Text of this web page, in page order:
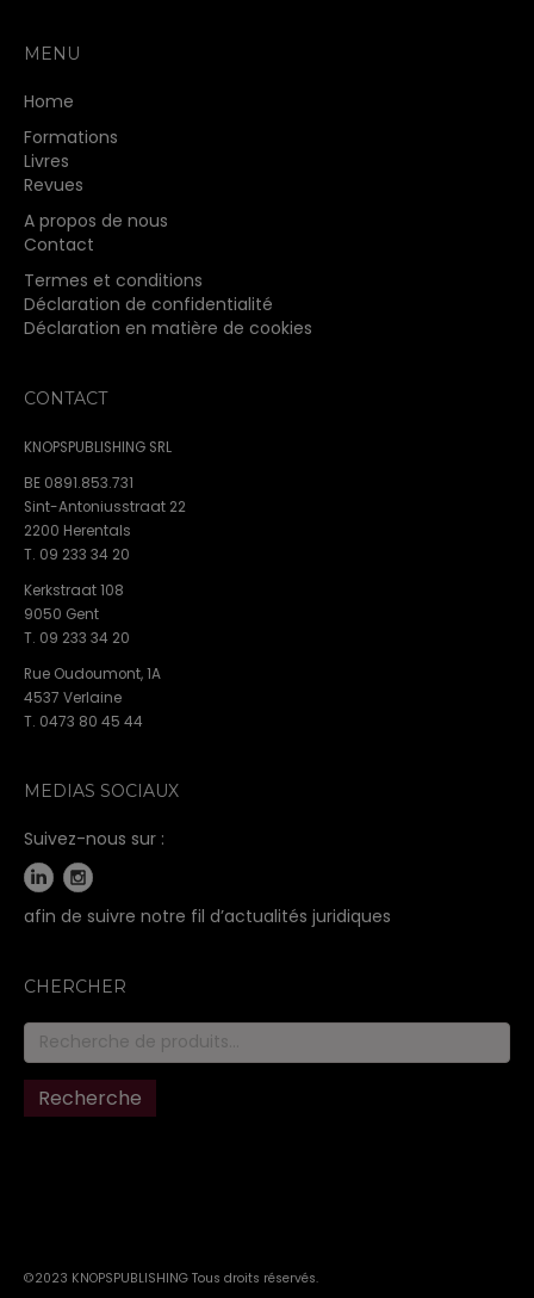
MENU
Home
Formations
Livres
Revues
A propos de nous
Contact
Termes et conditions
Déclaration de confidentialité
Déclaration en matière de cookies
CONTACT
KNOPSPUBLISHING SRL
BE 0891.853.731
Sint-Antoniusstraat 22
2200 Herentals
T. 09 233 34 20
Kerkstraat 108
9050 Gent
T. 09 233 34 20
Rue Oudoumont, 1A
4537 Verlaine
T. 0473 80 45 44
MEDIAS SOCIAUX
Suivez-nous sur :
afin de suivre notre fil d’actualités juridiques
CHERCHER
Recherche
pour :
Recherche
©2023 KNOPSPUBLISHING Tous droits réservés.